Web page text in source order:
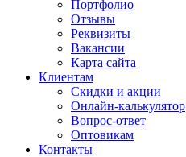
Портфолио
Отзывы
Реквизиты
Вакансии
Карта сайта
Клиентам
Скидки и акции
Онлайн-калькулятор
Вопрос-ответ
Оптовикам
Контакты